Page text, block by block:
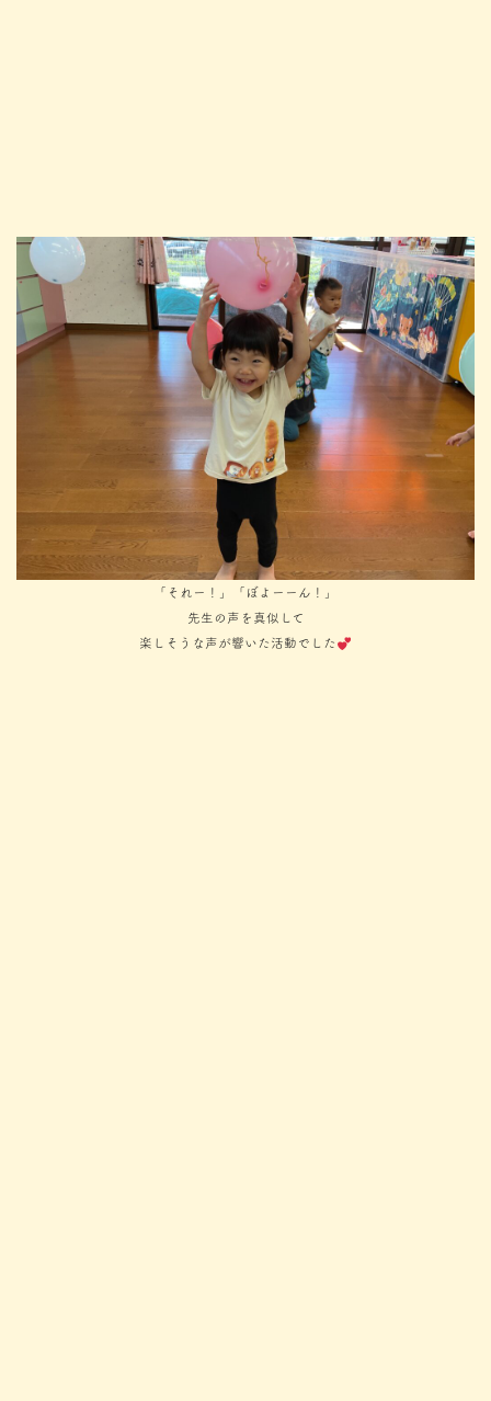
「それー！」「ぼよーーん！」
先生の声を真似して
楽しそうな声が響いた活動でした